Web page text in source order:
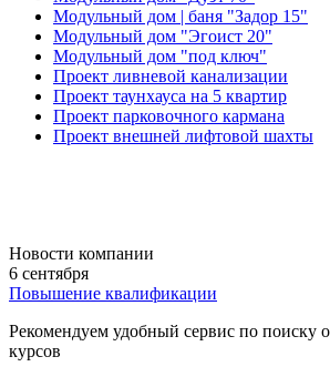
Модульный дом | баня "Задор 15"
Модульный дом "Эгоист 20"
Модульный дом "под ключ"
Проект ливневой канализации
Проект таунхауса на 5 квартир
Проект парковочного кармана
Проект внешней лифтовой шахты
Новости компании
6 сентября
Повышение квалификации
Рекомендуем удобный сервис по поиску
курсов